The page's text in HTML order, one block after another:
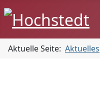
Aktuelle Seite: Aktuelles